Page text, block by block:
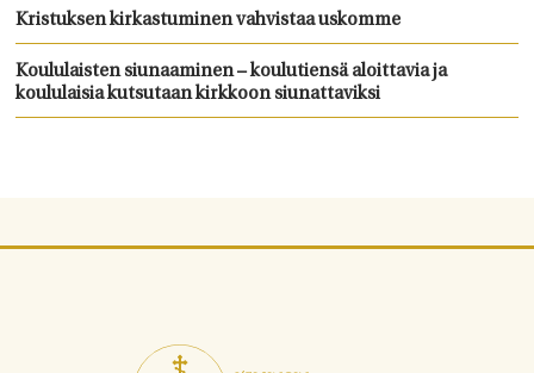
Kristuksen kirkastuminen vahvistaa uskomme
Koululaisten siunaaminen – koulutiensä aloittavia ja
koululaisia kutsutaan kirkkoon siunattaviksi